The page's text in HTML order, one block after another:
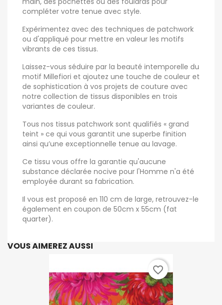
compléter votre tenue avec style.
Expérimentez avec des techniques de patchwork
ou d'appliqué pour mettre en valeur les motifs
vibrants de ces tissus.
Laissez-vous séduire par la beauté intemporelle du
motif Millefiori et ajoutez une touche de couleur et
de sophistication à vos projets de couture avec
notre collection de tissus disponibles en trois
variantes de couleur.
Tous nos tissus patchwork sont qualifiés « grand
teint » ce qui vous garantit une superbe finition
ainsi qu’une exceptionnelle tenue au lavage.
Ce tissu vous offre la garantie qu'aucune
substance déclarée nocive pour l'Homme n'a été
employée durant sa fabrication.
Il vous est proposé en 110 cm de large, retrouvez-le
également en coupon de 50cm x 55cm (fat
quarter).
VOUS AIMEREZ AUSSI
favorite_border